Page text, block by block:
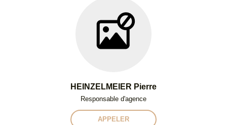
HEINZELMEIER Pierre
Responsable d'agence
APPELER